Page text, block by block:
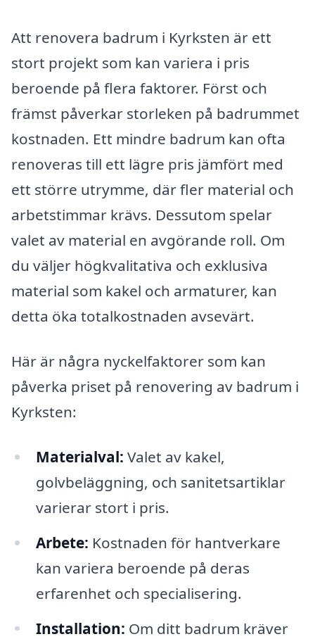
Att renovera badrum i Kyrksten är ett
stort projekt som kan variera i pris
beroende på flera faktorer. Först och
främst påverkar storleken på badrummet
kostnaden. Ett mindre badrum kan ofta
renoveras till ett lägre pris jämfört med
ett större utrymme, där fler material och
arbetstimmar krävs. Dessutom spelar
valet av material en avgörande roll. Om
du väljer högkvalitativa och exklusiva
material som kakel och armaturer, kan
detta öka totalkostnaden avsevärt.
Här är några nyckelfaktorer som kan
påverka priset på renovering av badrum i
Kyrksten:
Materialval: Valet av kakel,
golvbeläggning, och sanitetsartiklar
varierar stort i pris.
Arbete: Kostnaden för hantverkare
kan variera beroende på deras
erfarenhet och specialisering.
Installation: Om ditt badrum kräver